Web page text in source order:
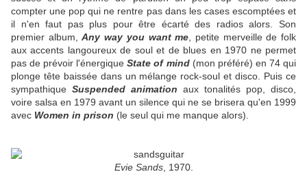
compter une pop qui ne rentre pas dans les cases escomptées et
il n'en faut pas plus pour être écarté des radios alors. Son
premier album,Any way you want me , petite merveille de folk
aux accents langoureux de soul et de blues en 1970 ne permet
pas de prévoir l'énergiqueState of mind(mon préféré) en 74 qui
plonge tête baissée dans un mélange rock-soul et disco. Puis ce
sympathique Suspended animation aux tonalités pop, disco,
voire salsa en 1979 avant un silence qui ne se brisera qu'en 1999
avec Women in prison (le seul qui me manque alors).
Evie Sands, 1970.